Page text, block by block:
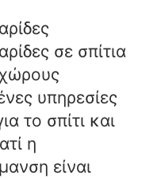
σε σπίτια
υπηρεσίες
το σπίτι και
η
είναι